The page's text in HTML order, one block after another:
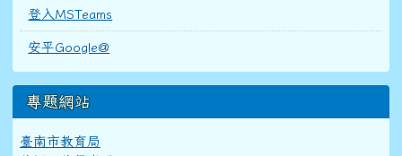
登入MSTeams
安平Google@
專題網站
臺南市教育局